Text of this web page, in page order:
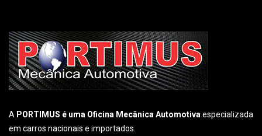
A PORTIMUS é uma Oficina Mecânica Automotiva especializada
em carros nacionais e importados.